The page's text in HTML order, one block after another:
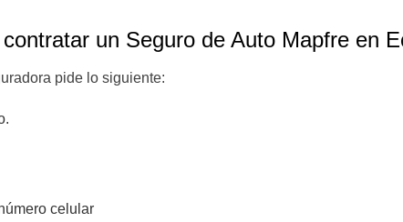
un Seguro de Auto Mapfre en
pide lo siguiente:
celular